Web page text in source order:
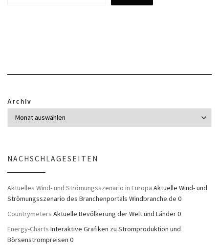
Archiv
NACHSCHLAGESEITEN
Aktuelles Wind- und Strömungsszenario in Europa Aktuelle Wind- und
Strömungsszenario des Branchenportals Windbranche.de 0
Countrymeters Aktuelle Bevölkerung der Welt und Länder 0
Energy-Charts Interaktive Grafiken zu Stromproduktion und
Börsenstrompreisen 0